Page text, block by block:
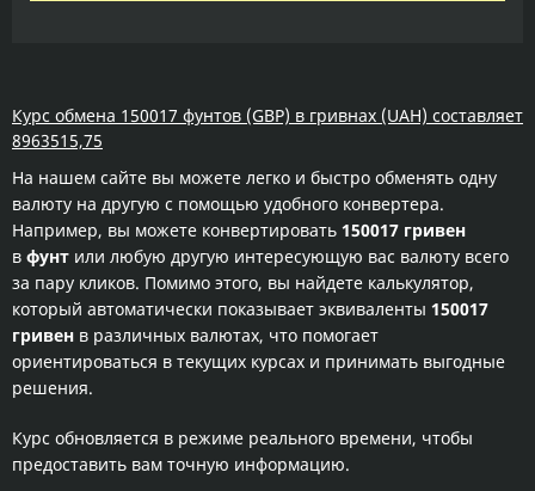
Курс обмена 150017 фунтов (GBP) в гривнах (UAH) составляет
8963515,75
На нашем сайте вы можете легко и быстро обменять одну
валюту на другую с помощью удобного конвертера.
Например, вы можете конвертировать 150017 гривен
в фунт или любую другую интересующую вас валюту всего
за пару кликов. Помимо этого, вы найдете калькулятор,
который автоматически показывает эквиваленты 150017
гривен в различных валютах, что помогает
ориентироваться в текущих курсах и принимать выгодные
решения.
Курс обновляется в режиме реального времени, чтобы
предоставить вам точную информацию.